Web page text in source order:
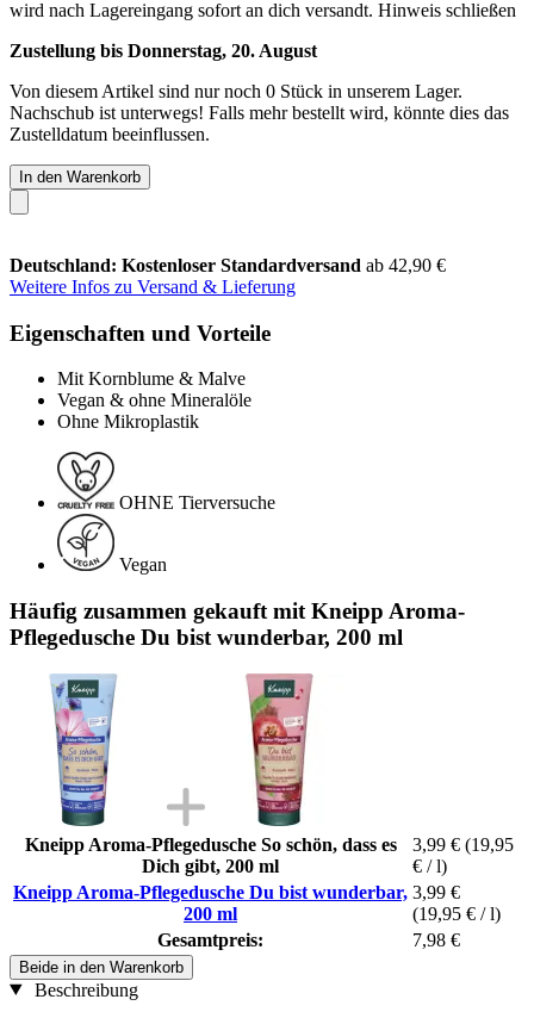
wird nach Lagereingang sofort an dich versandt. Hinweis schließen
Zustellung bis Donnerstag, 20. August
Von diesem Artikel sind nur noch 0 Stück in unserem Lager.
Nachschub ist unterwegs! Falls mehr bestellt wird, könnte dies das
Zustelldatum beeinflussen.
In den Warenkorb
Deutschland: Kostenloser Standardversand ab 42,90 €
Weitere Infos zu Versand & Lieferung
Eigenschaften und Vorteile
Mit Kornblume & Malve
Vegan & ohne Mineralöle
Ohne Mikroplastik
OHNE Tierversuche
Vegan
Häufig zusammen gekauft mit Kneipp Aroma-
Pflegedusche Du bist wunderbar, 200 ml
Kneipp Aroma-Pflegedusche So schön, dass es
Dich gibt, 200 ml
3,99 € (19,95
€ / l)
Kneipp Aroma-Pflegedusche Du bist wunderbar,
200 ml
3,99 €
(19,95 € / l)
Gesamtpreis:
7,98 €
Beide in den Warenkorb
Beschreibung